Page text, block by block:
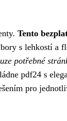
Tento
s lehkostí a
potřebné
pdf24 s
pro